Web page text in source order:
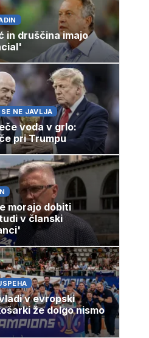
in druščina imajo
SE NE JAVLJA
voda v grlo:
pri Trumpu
morajo dobiti
v članski
v evropski
že dolgo nismo